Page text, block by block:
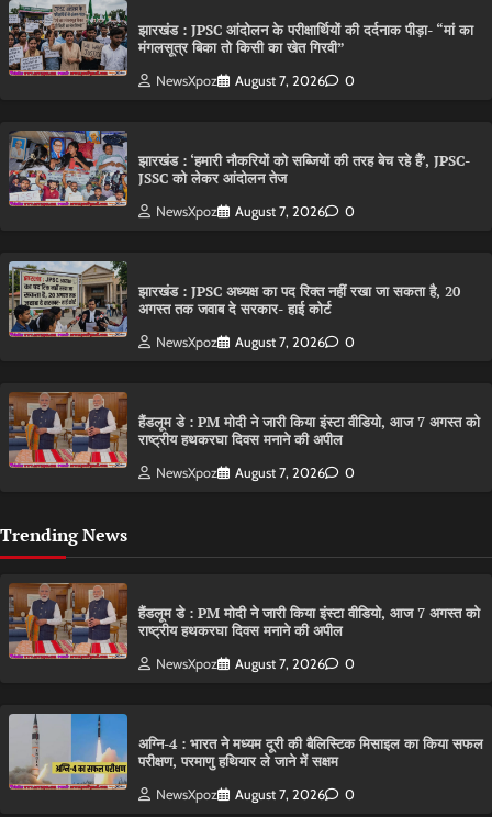
झारखंड : JPSC आंदोलन के परीक्षार्थियों की दर्दनाक पीड़ा- “मां का
मंगलसूत्र बिका तो किसी का खेत गिरवी”
NewsXpoz August 7, 2026 0
झारखंड : ‘हमारी नौकरियों को सब्जियों की तरह बेच रहे हैं’, JPSC-
JSSC को लेकर आंदोलन तेज
NewsXpoz August 7, 2026 0
झारखंड : JPSC अध्यक्ष का पद रिक्त नहीं रखा जा सकता है, 20
अगस्त तक जवाब दे सरकार- हाई कोर्ट
NewsXpoz August 7, 2026 0
हैंडलूम डे : PM मोदी ने जारी किया इंस्टा वीडियो, आज 7 अगस्त को
राष्ट्रीय हथकरघा दिवस मनाने की अपील
NewsXpoz August 7, 2026 0
Trending News
हैंडलूम डे : PM मोदी ने जारी किया इंस्टा वीडियो, आज 7 अगस्त को
राष्ट्रीय हथकरघा दिवस मनाने की अपील
NewsXpoz August 7, 2026 0
अग्नि-4 : भारत ने मध्यम दूरी की बैलिस्टिक मिसाइल का किया सफल
परीक्षण, परमाणु हथियार ले जाने में सक्षम
NewsXpoz August 7, 2026 0